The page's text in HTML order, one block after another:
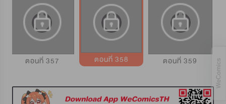
ตอนที่ 357 ตอนที่ 358 ตอนที่ 359